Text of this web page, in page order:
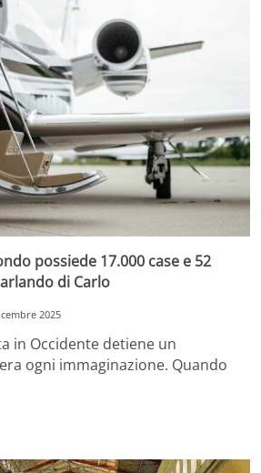
possiede 17.000 case e 52
di Carlo
2025
in Occidente detiene un
ogni immaginazione. Quando